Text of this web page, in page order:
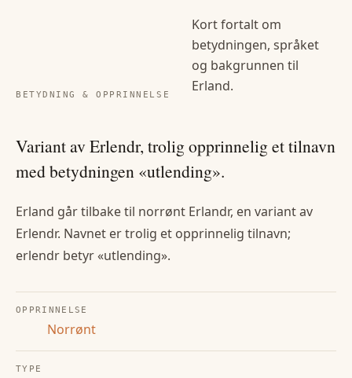
BETYDNING & OPPRINNELSE
Kort fortalt om
betydningen, språket
og bakgrunnen til
Erland.
Variant av Erlendr, trolig opprinnelig et tilnavn
med betydningen «utlending».
Erland går tilbake til norrønt Erlandr, en variant av
Erlendr. Navnet er trolig et opprinnelig tilnavn;
erlendr betyr «utlending».
OPPRINNELSE
Norrønt
TYPE